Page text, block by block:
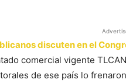
discuten en el
comercial vigente
de ese país lo